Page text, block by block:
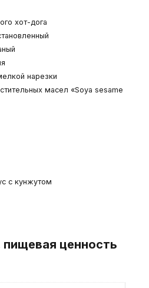
хот-дога
нарезки
масел «Soya sesame
с кунжутом
ценность